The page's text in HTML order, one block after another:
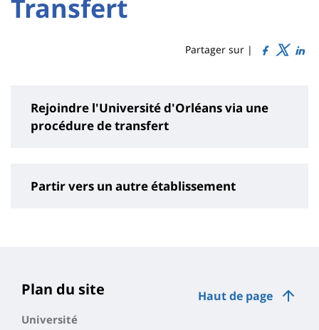
composantes
Titre
Transfert
Partager sur |
Rejoindre l'Université d'Orléans via une
procédure de transfert
Partir vers un autre établissement
page
principale
Haut de page
Plan du site
Université